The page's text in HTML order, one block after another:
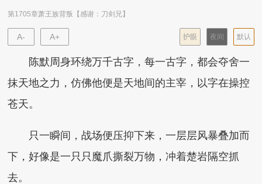
第1705章萧王族背叛【感谢：刀剑兄】
A- A+ 默认
夜间
护眼
陈默周身环绕万千古字，每一古字，都会夺舍一
抹天地之力，仿佛他便是天地间的主宰，以字在操控
苍天。
只一瞬间，战场便压抑下来，一层层风暴叠加而
下，好像是一只只魔爪撕裂万物，冲着楚岩隔空抓
去。